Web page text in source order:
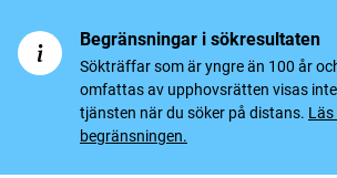
Begränsningar i sökresultaten
Sökträffar som är yngre än 100 år
omfattas av upphovsrätten visas
tjänsten när du söker på distans. Läs
begränsningen.